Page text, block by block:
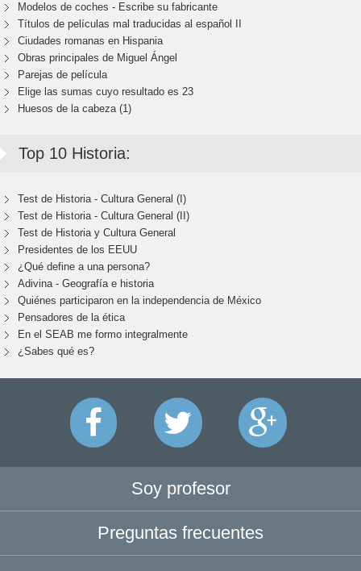
Modelos de coches - Escribe su fabricante
Títulos de películas mal traducidas al español II
Ciudades romanas en Hispania
Obras principales de Miguel Ángel
Parejas de película
Elige las sumas cuyo resultado es 23
Huesos de la cabeza (1)
Top 10 Historia:
Test de Historia - Cultura General (I)
Test de Historia - Cultura General (II)
Test de Historia y Cultura General
Presidentes de los EEUU
¿Qué define a una persona?
Adivina - Geografía e historia
Quiénes participaron en la independencia de México
Pensadores de la ética
En el SEAB me formo integralmente
¿Sabes qué es?
Soy profesor
Preguntas frecuentes